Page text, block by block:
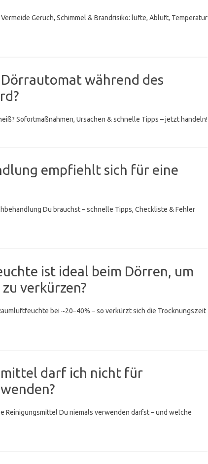
Geruch, Schimmel & Brandrisiko: lüfte, Abluft, Temperatur
während des
Sofortmaßnahmen, Ursachen & schnelle Tipps – jetzt handeln!
empfiehlt sich für eine
Du brauchst – schnelle Tipps, Checkliste & Fehler
ist ideal beim Dörren, um
verkürzen?
bei ~20–40% – so verkürzt sich die Trocknungszeit
darf ich nicht für
Reinigungsmittel Du niemals verwenden darfst – und welche